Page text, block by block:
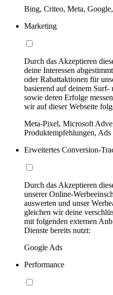
Bing, Criteo, Meta,
Marketing
Durch das Akzeptieren
deine Interessen
oder Rabattaktionen für
basierend auf deinem
sowie deren Erfolge
wir auf dieser Webseite
Meta-Pixel, Microsoft
Produktempfehlungen, Ads
Erweitertes Conversion-
Durch das Akzeptieren
unserer Online-
auswerten und unser
gleichen wir deine
mit folgenden externen
Dienste bereits nutzt:
Google Ads
Performance